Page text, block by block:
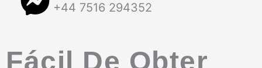
+44 7516 294352
Fácil De Obter